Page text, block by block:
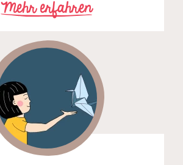
Mehr erfahrenzu